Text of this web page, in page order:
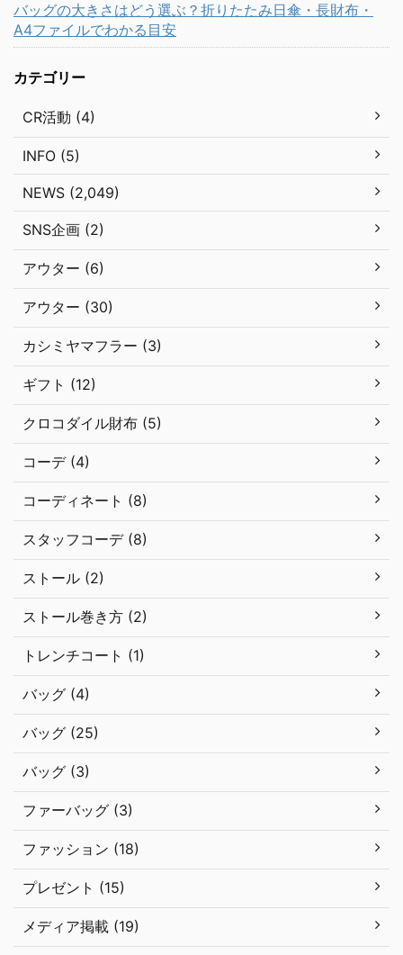
バッグの大きさはどう選ぶ？折りたたみ日傘・長財布・
A4ファイルでわかる目安
カテゴリー
CR活動 (4)
INFO (5)
NEWS (2,049)
SNS企画 (2)
アウター (6)
アウター (30)
カシミヤマフラー (3)
ギフト (12)
クロコダイル財布 (5)
コーデ (4)
コーディネート (8)
スタッフコーデ (8)
ストール (2)
ストール巻き方 (2)
トレンチコート (1)
バッグ (4)
バッグ (25)
バッグ (3)
ファーバッグ (3)
ファッション (18)
プレゼント (15)
メディア掲載 (19)